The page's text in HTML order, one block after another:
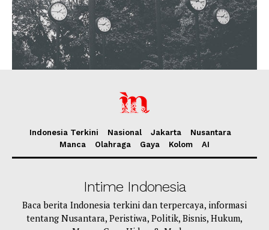
Indonesia Terkini Nasional Jakarta
Nusantara
Manca
Olahraga Gaya Kolom AI
Intime Indonesia
Baca berita Indonesia terkini dan terpercaya, informasi
tentang Nusantara, Peristiwa, Politik, Bisnis, Hukum,